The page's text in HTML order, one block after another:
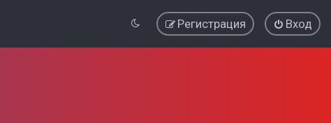
Вход
Регистрация